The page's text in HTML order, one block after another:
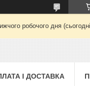
робочого дня
І ДОСТАВКА